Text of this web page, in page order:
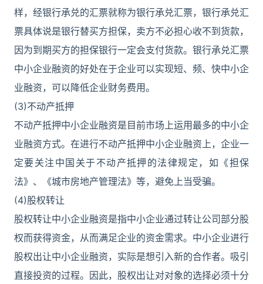
样，经银行承兑的汇票就称为银行承兑汇票，银行承兑汇
票具体说是银行替买方担保，卖方不必担心收不到货款，
因为到期买方的担保银行一定会支付货款。银行承兑汇票
中小企业融资的好处在于企业可以实现短、频、快中小企
业融资，可以降低企业财务费用。
(3)不动产抵押
不动产抵押中小企业融资是目前市场上运用最多的中小企
业融资方式。在进行不动产抵押中小企业融资上，企业一
定要关注中国关于不动产抵押的法律规定，如《担保
法》、《城市房地产管理法》等，避免上当受骗。
(4)股权转让
股权转让中小企业融资是指中小企业通过转让公司部分股
权而获得资金，从而满足企业的资金需求。中小企业进行
股权出让中小企业融资，实际是想引入新的合作者。吸引
直接投资的过程。因此，股权出让对对象的选择必须十分